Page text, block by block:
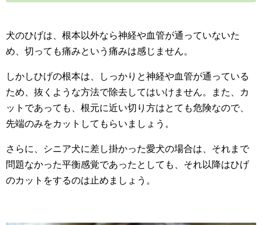
犬のひげは、根本以外なら神経や血管が通っていないた
め、切っても痛みという痛みは感じません。
しかしひげの根本は、しっかりと神経や血管が通っている
ため、抜くような方法で除去してはいけません。また、カ
ットであっても、根元に近い切り方はとても危険なので、
先端のみをカットしてもらいましょう。
さらに、シニア犬に差し掛かった愛犬の場合は、それまで
問題なかった平衡感覚であったとしても、それ以降はひげ
のカットをするのは止めましょう。